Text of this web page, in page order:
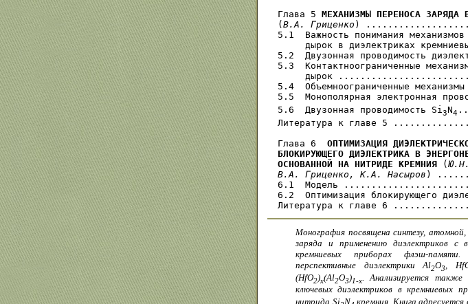
Глава 5 МЕХАНИЗМЫ ПЕРЕНОСА ЗАРЯДА
( В.А. Гриценко )
5.1  Важность понимания
дырок в диэлектриках
5.2  Двузонная проводимость
5.3  Контактноограниченные
дырок
5.4  Объемноограниченные
5.5  Монополярная электронная
5.6  Двузонная проводимость Si 3N4
Литература к главе 5
Глава 6 ОПТИМИЗАЦИЯ
БЛОКИРУЮЩЕГО ДИЭЛЕКТРИКА В
ОСНОВАННОЙ НА НИТРИДЕ КРЕМНИЯ (
В.А. Гриценко, К.А. Насыров )
6.1  Модель
6.2  Оптимизация
Монография посвящена синтезу,
заряда и применению диэлектриков с
кремниевых приборах флэш-
перспективные диэлектрики Аl2O3,
(НfО2)x(Al2О3)1-x
. Анализируется
ключевых диэлектриков в кремниевых
нитрида Si N кремния. Книга